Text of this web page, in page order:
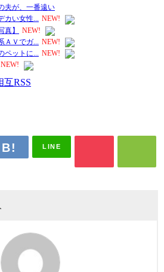
LINE